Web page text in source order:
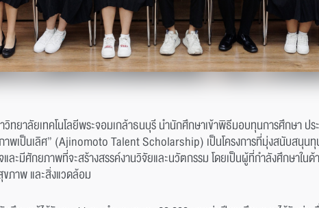
ทยาลัยเทคโนโลยีพระจอมเกล้าธนบุรี นำนักศึกษาเข้าพิธีมอบทุนการศึกษา ปร
ภาพเป็นเลิศ” (Ajinomoto Talent Scholarship) เป็นโครงการที่มุ่งสนับสนุ
ละมีศักยภาพที่จะสร้างสรรค์งานวิจัยและนวัตกรรม โดยเป็นผู้ที่กำลังศึกษาใน
ขภาพ และสิ่งแวดล้อม